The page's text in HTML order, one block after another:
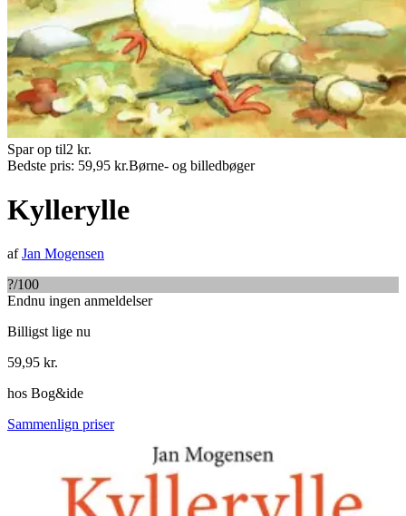
Spar op til2 kr.
Bedste pris: 59,95 kr.Børne- og billedbøger
Kyllerylle
afJan Mogensen
?/100
Endnu ingen anmeldelser
Billigst lige nu
59,95 kr.
hos Bog&ide
Sammenlign priser